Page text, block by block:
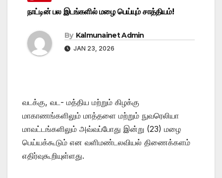
நாட்டின் பல இடங்களில் மழை பெய்யும் சாத்தியம்!
By Kalmunainet Admin
JAN 23, 2026
வடக்கு, வட- மத்திய மற்றும் கிழக்கு
மாகாணங்களிலும் மாத்தளை மற்றும் நுவரெலியா
மாவட்டங்களிலும் அவ்வப்போது இன்று (23) மழை
பெய்யக்கூடும் என வளிமண்டலவியல் திணைக்களம்
எதிர்வுகூறியுள்ளது.